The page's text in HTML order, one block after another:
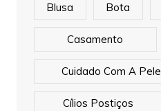
Blusa Bota
Casamento
Cuidado Com A Pele
Cílios Postiços